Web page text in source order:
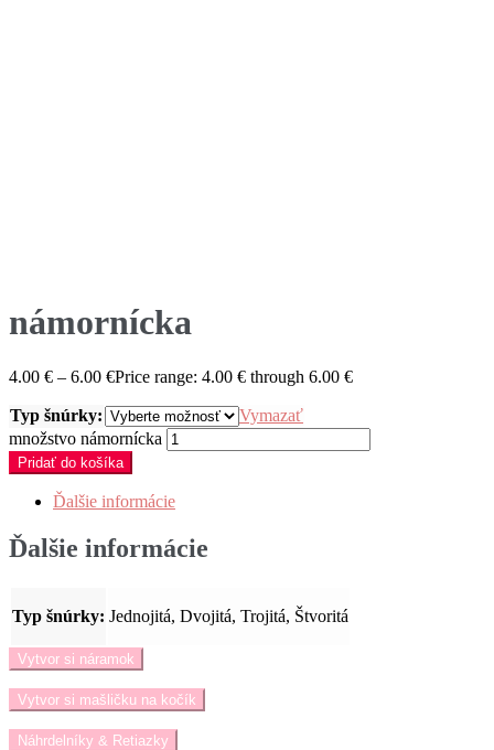
námornícka
4.00 € – 6.00 €Price range: 4.00 € through 6.00 €
Typ šnúrky:
Vymazať
množstvo námornícka
Pridať do košíka
Ďalšie informácie
Ďalšie informácie
Typ šnúrky: Jednojitá, Dvojitá, Trojitá, Štvoritá
Vytvor si náramok
Vytvor si mašličku na kočík
Náhrdelníky & Retiazky